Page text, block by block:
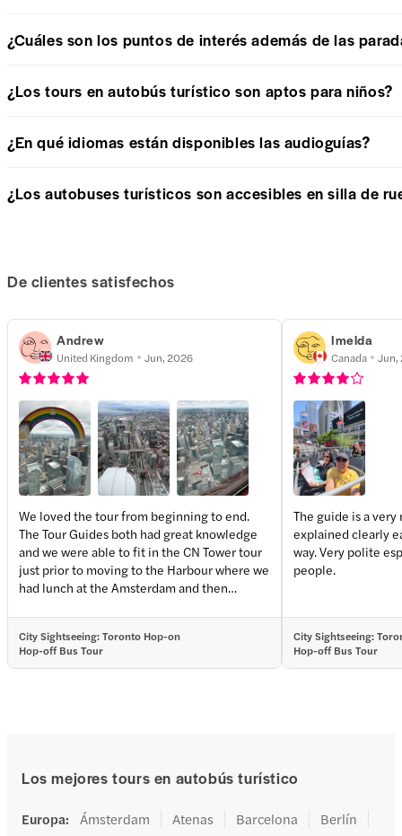
¿Cuáles son los puntos de interés además de las
¿Los tours en autobús turístico son aptos para niños?
¿En qué idiomas están disponibles las audioguías?
¿Los autobuses turísticos son accesibles en silla de
De clientes satisfechos
Andrew
United Kingdom Jun, 2026
We loved the tour from beginning to end.
The Tour Guides both had great knowledge
and we were able to fit in the CN Tower tour
just prior to moving to the Harbour where we
had lunch at the Amsterdam and then
harbour and islands. The views from the
water across to Downtown Toronto were
spectacular. We were able to hop back on the
win over Qatar. It completed a really special
City Sightseeing: Toronto Hop-on
Hop-off Bus Tour
Imelda
Canada Jun,
The guide is a very nice,
explained clearly each places along the
way. Very polite
people.
City Sightseeing:
Hop-off Bus Tour
Los mejores tours en autobús turístico
Europa: Ámsterdam Atenas Barcelona
Berlín